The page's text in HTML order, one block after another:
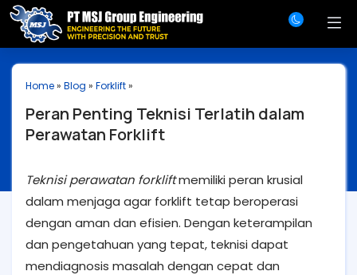
Home» Blog » Forklift»
Peran Penting Teknisi Terlatih dalam
Perawatan Forklift
Teknisi perawatan forkliftmemiliki peran krusial
dalam menjaga agar forklift tetap beroperasi
dengan aman dan efisien. Dengan keterampilan
dan pengetahuan yang tepat, teknisi dapat
mendiagnosis masalah dengan cepat dan